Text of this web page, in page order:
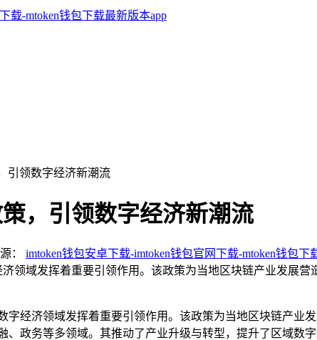
引领数字经济新潮流
，引领数字经济新潮流
： imtoken钱包安卓下载-imtoken钱包官网下载-mtoken钱包下
领域发挥着重要引领作用。该政策为当地区块链产业发展
字经济领域发挥着重要引领作用。该政策为当地区块链产
、政务等多领域。其推动了产业升级与转型，提升了区域数